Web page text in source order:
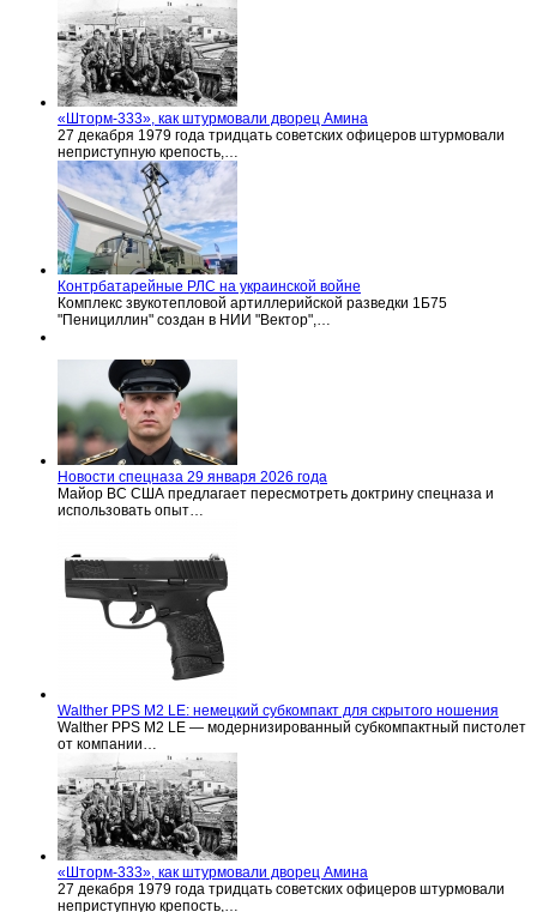
«Шторм-333», как штурмовали дворец Амина
27 декабря 1979 года тридцать советских офицеров штурмовали
неприступную крепость,…
Контрбатарейные РЛС на украинской войне
Комплекс звукотепловой артиллерийской разведки 1Б75
"Пенициллин" создан в НИИ "Вектор",…
Новости спецназа 29 января 2026 года
Майор ВС США предлагает пересмотреть доктрину спецназа и
использовать опыт…
Walther PPS M2 LE: немецкий субкомпакт для скрытого ношения
Walther PPS M2 LE — модернизированный субкомпактный пистолет
от компании…
«Шторм-333», как штурмовали дворец Амина
27 декабря 1979 года тридцать советских офицеров штурмовали
неприступную крепость,…